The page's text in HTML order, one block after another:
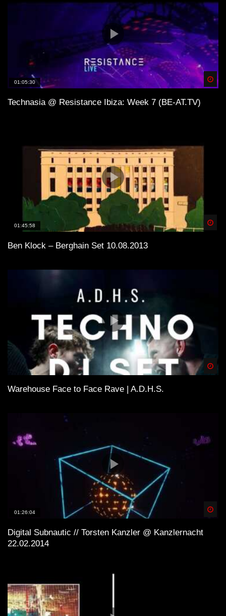
01:05:30
Technasia @ Resistance Ibiza: Week 7 (BE-AT.TV)
01:45:58
Ben Klock – Berghain Set 10.08.2013
Warehouse Face to Face Rave | A.D.H.S.
01:26:04
Digital Subnautic // Torsten Kanzler @ Kanzlernacht
22.02.2014